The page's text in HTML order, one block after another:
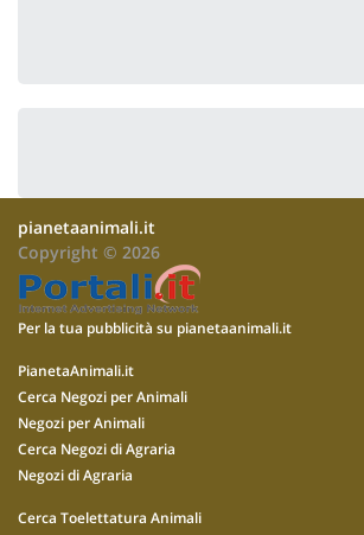
pianetaanimali.it
Copyright © 2026
Per la tua pubblicità su pianetaanimali.it
PianetaAnimali.it
Cerca Negozi per Animali
Negozi per Animali
Cerca Negozi di Agraria
Negozi di Agraria
Cerca Toelettatura Animali